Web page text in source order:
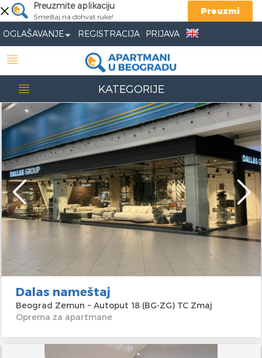
Preuzmite aplikaciju
Smeštaj na dohvat ruke!
Preuzmi
OGLAŠAVANJE REGISTRACIJA PRIJAVA
KATEGORIJE
Dalas nameštaj
Beograd Zemun ~ Autoput 18 (BG-ZG) TC Zmaj
Oprema za apartmane